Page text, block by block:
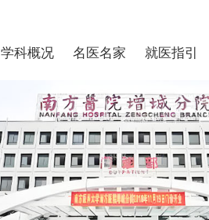
学科概况 名医名家 就医指引